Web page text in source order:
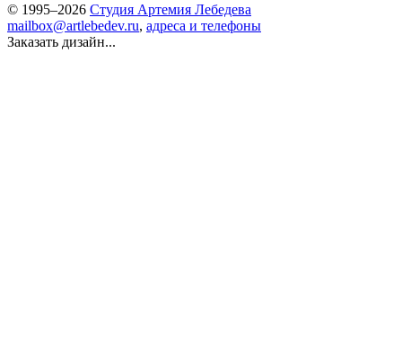
© 1995–2026 Студия Артемия Лебедева
mailbox@artlebedev.ru, адреса и телефоны
Заказать дизайн...